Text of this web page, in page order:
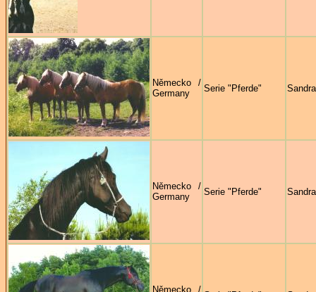
Německo /
Germany
Serie "Pferde"
Německo /
Germany
Serie "Pferde"
Německo /